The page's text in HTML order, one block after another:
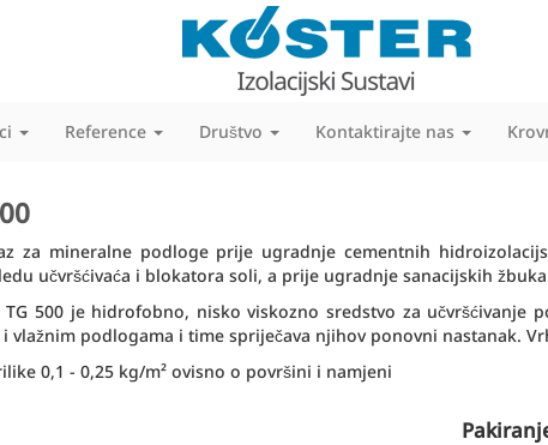
Reference Društvo Kontaktirajte nas
za mineralne podloge prije ugradnje cementnih
učvršćivaća i blokatora soli, a prije ugradnje sanacijskih
TG 500 je hidrofobno, nisko viskozno sredstvo za
vlažnim podlogama i time spriječava njihov ponovni nastanak.
0,1 - 0,25 kg/m² ovisno o površini i namjeni